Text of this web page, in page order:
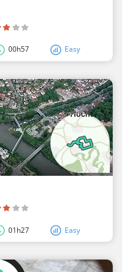
00h57 Easy
01h27 Easy